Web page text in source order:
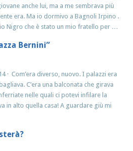
anche lui, ma a me sembrava più
era. Ma io dormivo a Bagnoli Irpino .
Nigro che è stato un mio fratello per …
Bernini”
· Com’era diverso, nuovo. I palazzi era
C’era una balconata che girava
nelle quali ci potevi infilare la
in alto quella casa! A guardare giù mi